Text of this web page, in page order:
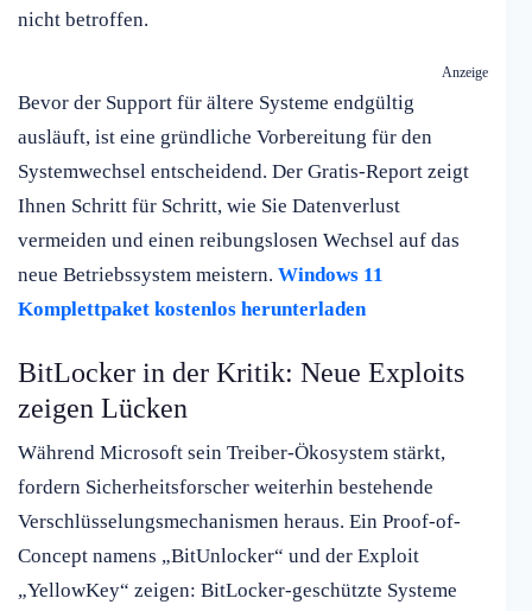
nicht betroffen.
Anzeige
Bevor der Support für ältere Systeme endgültig
ausläuft, ist eine gründliche Vorbereitung für den
Systemwechsel entscheidend. Der Gratis-Report zeigt
Ihnen Schritt für Schritt, wie Sie Datenverlust
vermeiden und einen reibungslosen Wechsel auf das
neue Betriebssystem meistern. Windows 11
Komplettpaket kostenlos herunterladen
BitLocker in der Kritik: Neue Exploits
zeigen Lücken
Während Microsoft sein Treiber-Ökosystem stärkt,
fordern Sicherheitsforscher weiterhin bestehende
Verschlüsselungsmechanismen heraus. Ein Proof-of-
Concept namens „BitUnlocker“ und der Exploit
„YellowKey“ zeigen: BitLocker-geschützte Systeme